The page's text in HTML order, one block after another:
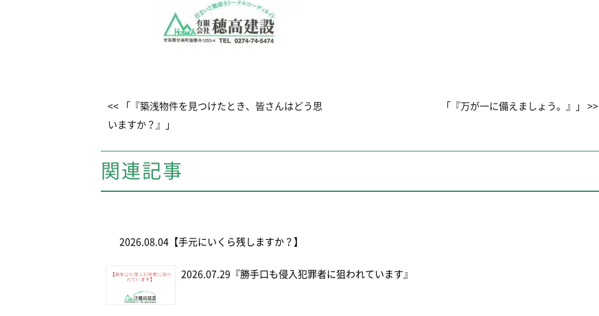
<< 「『築浅物件を見つけたとき、皆さんはどう思
いますか？』」
「『万が一に備えましょう。』」 >>
関連記事
2026.08.04 【手元にいくら残しますか？】
2026.07.29 『勝手口も侵入犯罪者に狙われています』